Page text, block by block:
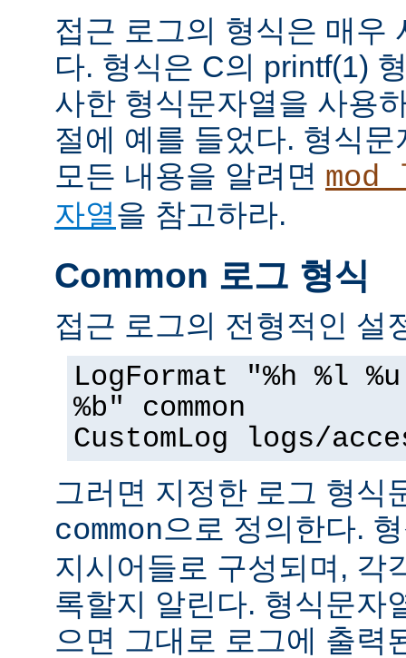
접근 로그의 형식은 매우
다. 형식은 C의 printf(1)
사한 형식문자열을 사용
절에 예를 들었다. 형식
모든 내용을 알려면
자열을 참고하라.
Common 로그 형식
접근 로그의 전형적인 설
LogFormat "%h %l
%b" common
CustomLog logs/
그러면 지정한 로그 형식
common으로 정의한다.
지시어들로 구성되며, 각
록할지 알린다. 형식문자
으면 그대로 로그에 출력